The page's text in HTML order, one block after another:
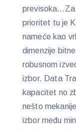
previsoka…Za
prioritet tu je
nameće kao
dimenzije
robusnom
izbor. Data
kapacitet no
nešto
izbor među